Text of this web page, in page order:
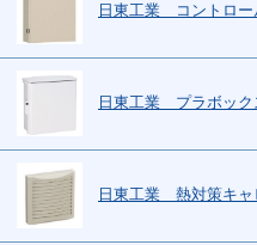
日東工業 コントロー
日東工業 プラボック
日東工業 熱対策キャ